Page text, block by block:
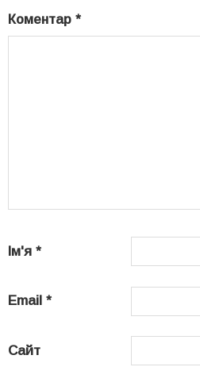
Коментар *
Ім'я *
Email *
Сайт